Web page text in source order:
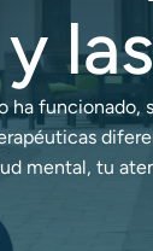
ha
mental, tu